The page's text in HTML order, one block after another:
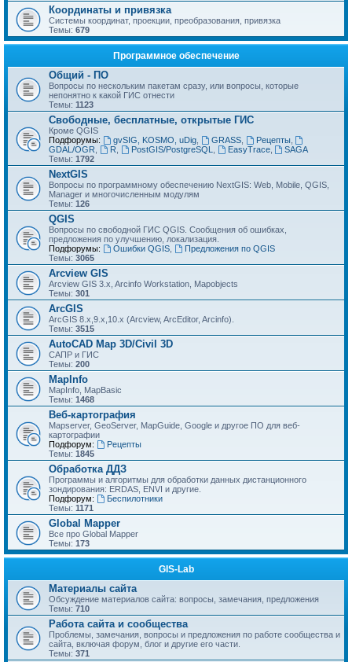
Координаты и привязка
Системы координат, проекции, преобразования, привязка
Темы: 679
Программное обеспечение
Общий - ПО
Вопросы по нескольким пакетам сразу, или вопросы, которые
непонятно к какой ГИС отнести
Темы: 1123
Свободные, бесплатные, открытые ГИС
Кроме QGIS
Подфорумы:
gvSIG, KOSMO, uDig, GRASS, Рецепты,
GDAL/OGR
R PostGIS/PostgreSQL EasyTrace,
SAGA
Темы: 1792
NextGIS
Вопросы по программному обеспечению NextGIS: Web, Mobile, QGIS,
Manager и многочисленным модулям
Темы: 126
QGIS
Вопросы по свободной ГИС QGIS. Сообщения об ошибках,
предложения по улучшению, локализация.
Подфорумы:
Ошибки QGIS,
Предложения по QGIS
Темы: 3065
Arcview GIS
Arcview GIS 3.x, Arcinfo Workstation, Mapobjects
Темы: 301
ArcGIS
ArcGIS 8.x,9.x,10.x (Arcview, ArcEditor, Arcinfo).
Темы: 3515
AutoCAD Map 3D/Civil 3D
САПР и ГИС
Темы: 200
MapInfo
MapInfo, MapBasic
Темы: 1468
Веб-картография
Mapserver, GeoServer, MapGuide, Google и другое ПО для веб-
картографии
Подфорум:
Рецепты
Темы: 1845
Обработка ДДЗ
Программы и алгоритмы для обработки данных дистанционного
зондирования: ERDAS, ENVI и другие.
Подфорум:
Беспилотники
Темы: 1171
Global Mapper
Все про Global Mapper
Темы: 173
GIS-Lab
Материалы сайта
Обсуждение материалов сайта: вопросы, замечания, предложения
Темы: 710
Работа сайта и сообщества
Проблемы, замечания, вопросы и предложения по работе сообщества и
сайта, включая форум, блог и другие его части.
Темы: 371